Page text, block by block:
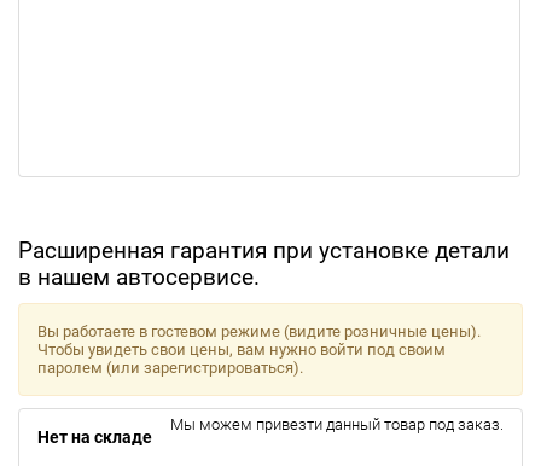
Расширенная гарантия при установке детали
в нашем автосервисе.
Вы работаете в гостевом режиме (видите розничные цены).
Чтобы увидеть свои цены, вам нужно войти под своим
паролем (или зарегистрироваться).
Нет на складе
Мы можем привезти данный товар под заказ.